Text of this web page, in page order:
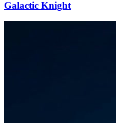
Galactic Knight